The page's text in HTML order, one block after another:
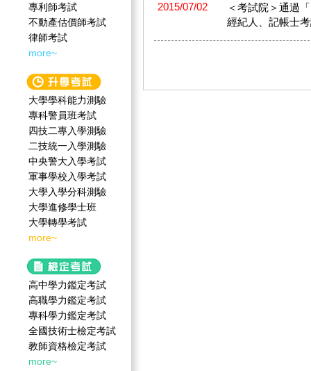
專利師考試
不動產估價師考試
律師考試
more~
大學學科能力測驗
專科警員班考試
四技二專入學測驗
二技統一入學測驗
中央警大入學考試
軍事學校入學考試
大學入學分科測驗
大學進修學士班
大學轉學考試
more~
高中學力鑑定考試
高職學力鑑定考試
專科學力鑑定考試
全國技術士檢定考試
教師資格檢定考試
more~
2015/07/02
＜考試院＞通過
經紀人、記帳士